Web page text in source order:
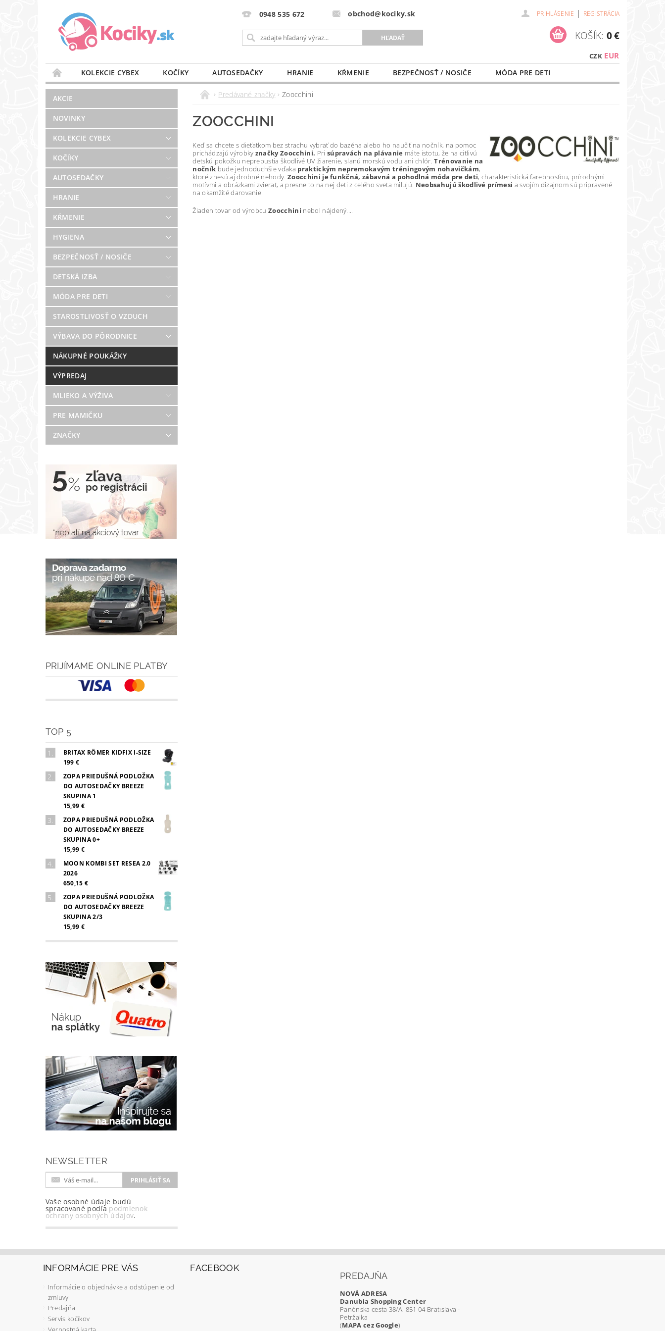
0948 535 672 obchod@kociky.sk PRIHLÁSENIE | REGISTRÁCIA
CZK EUR
KOŠÍK: 0 €
KOLEKCIE CYBEX KOČÍKY AUTOSEDAČKY HRANIE KŔMENIE BEZPEČNOSŤ / NOSIČE
MÓDA PRE DETI
STAROSTLIVOSŤ O VZDUCH
VÝBAVA DO PÔRODNICE MLIEKO A VÝŽIVA
BLOG
PREDAJŇA KONTAKT
AKCIE
NOVINKY
KOLEKCIE CYBEX
KOČÍKY
AUTOSEDAČKY
HRANIE
KŔMENIE
HYGIENA
BEZPEČNOSŤ / NOSIČE
DETSKÁ IZBA
MÓDA PRE DETI
STAROSTLIVOSŤ O VZDUCH
VÝBAVA DO PÔRODNICE
NÁKUPNÉ POUKÁŽKY
VÝPREDAJ
MLIEKO A VÝŽIVA
PRE MAMIČKU
ZNAČKY
PRIJÍMAME ONLINE PLATBY
TOP 5
BRITAX RÖMER KIDFIX I-SIZE
199 €
ZOPA PRIEDUŠNÁ PODLOŽKA
DO AUTOSEDAČKY BREEZE
SKUPINA 1
15,99 €
ZOPA PRIEDUŠNÁ PODLOŽKA
DO AUTOSEDAČKY BREEZE
SKUPINA 0+
15,99 €
MOON KOMBI SET RESEA 2.0
2026
650,15 €
ZOPA PRIEDUŠNÁ PODLOŽKA
DO AUTOSEDAČKY BREEZE
SKUPINA 2/3
15,99 €
NEWSLETTER
Vaše osobné údaje budú
spracované podľa podmienok
ochrany osobných údajov.
Predávané značky Zoocchini
ZOOCCHINI
Keď sa chcete s dieťatkom bez strachu vybrať do bazéna alebo ho naučiť na nočník, na pomoc
prichádzajú výrobky značky Zoocchini. Pri súpravách na plávanie máte istotu, že na citlivú
detskú pokožku neprepustia škodlivé UV žiarenie, slanú morskú vodu ani chlór.Trénovanie na
nočník bude jednoduchšie vďaka praktickým nepremokavým tréningovým nohavičkám,
ktoré znesú aj drobné nehody.Zoocchini je funkčná, zábavná a pohodlná móda pre deti, charakteristická farebnosťou, prírodnými
motívmi a obrázkami zvierat, a presne to na nej deti z celého sveta milujú. Neobsahujú škodlivé prímesi a svojím dizajnom sú pripravené
na okamžité darovanie.
Žiaden tovar od výrobcuZoocchini nebol nájdený....
INFORMÁCIE PRE VÁS
Informácie o objednávke a odstúpenie od
zmluvy
Predajňa
Servis kočíkov
FACEBOOK
PREDAJŇA
NOVÁ ADRESA
Danubia Shopping Center
Panónska cesta 38/A, 851 04 Bratislava -
Petržalka
(MAPA cez Google)